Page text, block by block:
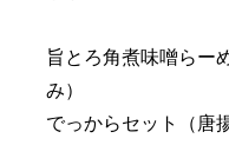
旨とろ角煮味噌らー
み）
でっからセット（唐